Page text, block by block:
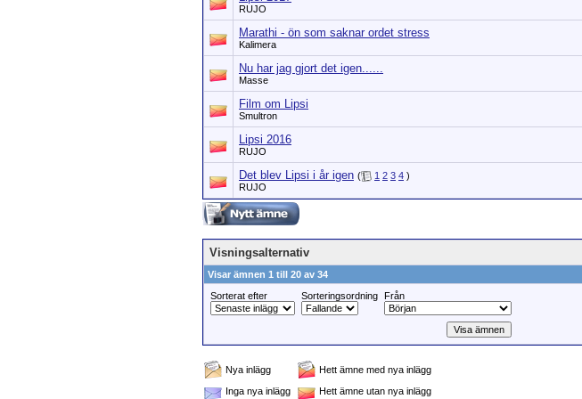
RUJO
Marathi - ön som saknar ordet stress
Kalimera
Nu har jag gjort det igen......
Masse
Film om Lipsi
Smultron
Lipsi 2016
RUJO
Det blev Lipsi i år igen ( 1 2 3 4 )
RUJO
Visningsalternativ
Visar ämnen 1 till 20 av 34
Sorterat efter
Sorteringsordning Från
Nya inlägg
Hett ämne med nya inlägg
Inga nya inlägg
Hett ämne utan nya inlägg